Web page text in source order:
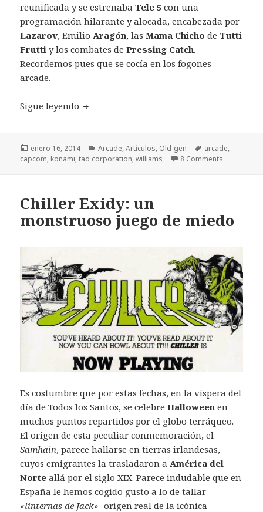
reunificada y se estrenabaTele 5 con una
programación hilarante y alocada, encabezada por
Lazarov, Emilio Aragón, lasMama Chicho deTutti
Frutti y los combates dePressing Catch.
Recordemos pues que se cocía en los fogones
arcade.
Sigue leyendo Arcade Hits 1990
Publicado
el
enero 16, 2014 Categorías
Arcade,Artículos, Old-gen Etiquetas
arcade,
capcom, konami,tad corporation,williams 8 Comments
Chiller Exidy: un
monstruoso juego de miedo
Es costumbre que por estas fechas, en la víspera del
día de Todos los Santos, se celebreHalloween en
muchos puntos repartidos por el globo terráqueo.
El origen de esta peculiar conmemoración, el
Samhain, parece hallarse en tierras irlandesas,
cuyos emigrantes la trasladaron a América del
Norte allá por el siglo XIX. Parece indudable que en
España le hemos cogido gusto a lo de tallar
«linternas de Jack» -origen real de la icónica